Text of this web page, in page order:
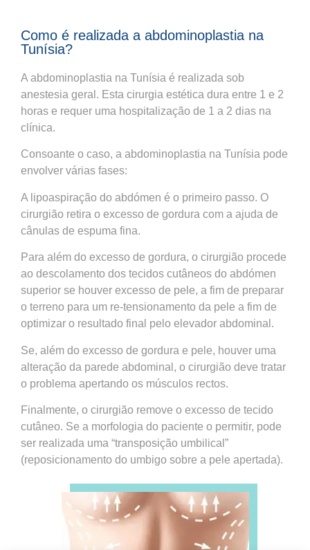
Como é realizada a abdominoplastia na
Tunísia?
A abdominoplastia na Tunísia é realizada sob
anestesia geral. Esta cirurgia estética dura entre 1 e 2
horas e requer uma hospitalização de 1 a 2 dias na
clínica.
Consoante o caso, a abdominoplastia na Tunísia pode
envolver várias fases:
A lipoaspiração do abdómen é o primeiro passo. O
cirurgião retira o excesso de gordura com a ajuda de
cânulas de espuma fina.
Para além do excesso de gordura, o cirurgião procede
ao descolamento dos tecidos cutâneos do abdómen
superior se houver excesso de pele, a fim de preparar
o terreno para um re-tensionamento da pele a fim de
optimizar o resultado final pelo elevador abdominal.
Se, além do excesso de gordura e pele, houver uma
alteração da parede abdominal, o cirurgião deve tratar
o problema apertando os músculos rectos.
Finalmente, o cirurgião remove o excesso de tecido
cutâneo. Se a morfologia do paciente o permitir, pode
ser realizada uma “transposição umbilical”
(reposicionamento do umbigo sobre a pele apertada).